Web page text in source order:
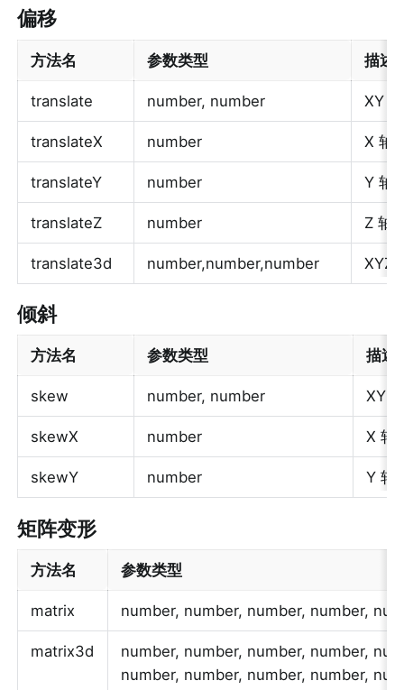
偏移
方法名 参数类型 描述
translate number, number XY
translateX number X 轴
translateY number Y 轴
translateZ number Z 轴
translate3d number,number,number XYZ
倾斜
方法名 参数类型 描述
skew number, number XY
skewX number X 轴
skewY number Y 轴
矩阵变形
方法名 参数类型
matrix number, number, number, number,
matrix3d
number, number, number, number,
number, number, number, number,